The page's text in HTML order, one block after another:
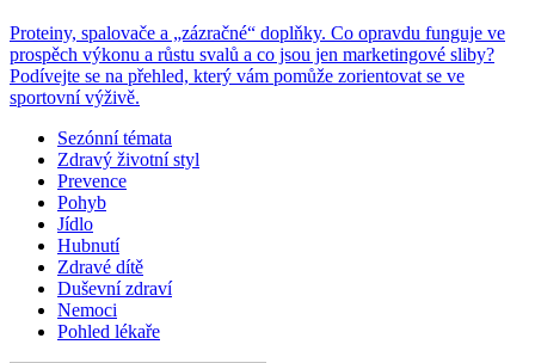
Proteiny, spalovače a „zázračné“ doplňky. Co opravdu funguje ve
prospěch výkonu a růstu svalů a co jsou jen marketingové sliby?
Podívejte se na přehled, který vám pomůže zorientovat se ve
sportovní výživě.
Sezónní témata
Zdravý životní styl
Prevence
Pohyb
Jídlo
Hubnutí
Zdravé dítě
Duševní zdraví
Nemoci
Pohled lékaře